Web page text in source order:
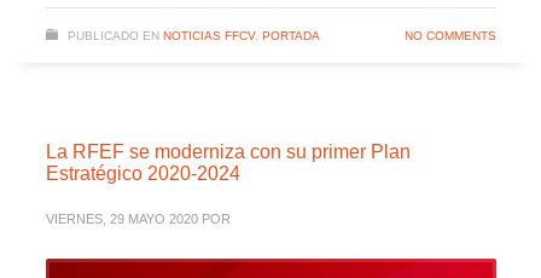
PUBLICADO EN NOTICIAS FFCV, PORTADA NO COMMENTS
La RFEF se moderniza con su primer Plan
Estratégico 2020-2024
VIERNES, 29 MAYO 2020 POR